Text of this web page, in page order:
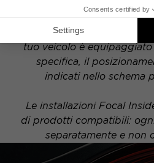
Questo schema di
veicolo dotato di un
tuo veicolo è
specifica, il
indicati nello schema
Le installazioni Focal
di prodotti compatibili:
separatamente e non